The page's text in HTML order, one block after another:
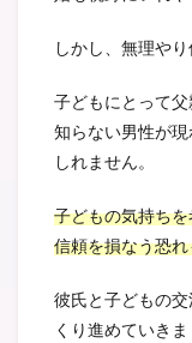
しかし、無理や
子どもにとって
知らない男性が
しれません。
子どもの気持ち
信頼を損なう恐
彼氏と子どもの
くり進めていきま